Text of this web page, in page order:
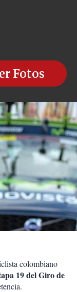
Fotos
colombiano
19 delGiro de